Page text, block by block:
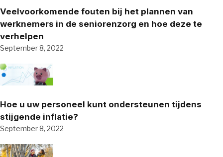
Veelvoorkomende fouten bij het plannen van
werknemers in de seniorenzorg en hoe deze te
verhelpen
September 8, 2022
Hoe u uw personeel kunt ondersteunen tijdens
stijgende inflatie?
September 8, 2022